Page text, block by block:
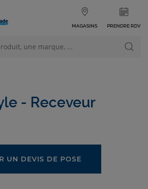
MAGASINS PRENDRE RDV
- Receveur